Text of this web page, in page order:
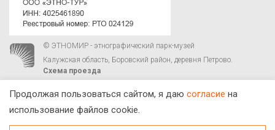
© ЭТНОМИР - этнографический парк-музей
Калужская область, Боровский район, деревня Петрово.
Схема проезда
Продолжая пользоваться сайтом, я даю согласие на
использование файлов cookie.